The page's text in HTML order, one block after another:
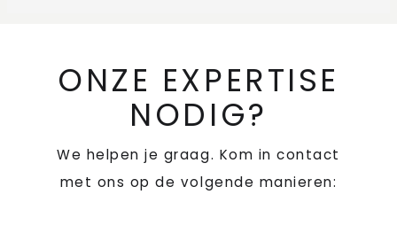
ONZE EXPERTISE
NODIG?
We helpen je graag. Kom in contact
met ons op de volgende manieren: